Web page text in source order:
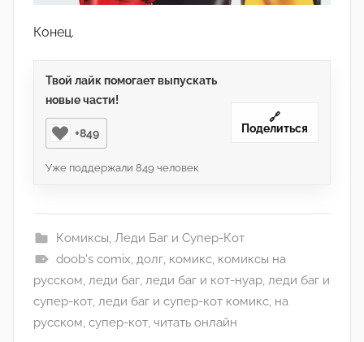
Конец.
Твой лайк помогает выпускать
новые части!
+849
Уже поддержали 849 человек
🔗
Поделиться
Комиксы, Леди Баг и Супер-Кот
doob's comix, долг, комикс, комиксы на
русском, леди баг, леди баг и кот-нуар, леди баг и
супер-кот, леди баг и супер-кот комикс, на
русском, супер-кот, читать онлайн